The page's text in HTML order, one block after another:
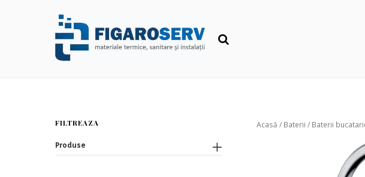
Acasă / Baterii / Baterii
FILTREAZA
Produse